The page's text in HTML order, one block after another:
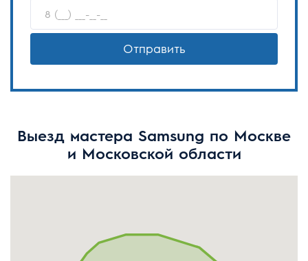
Отправить
Выезд мастера Samsung по Москве
и Московской области